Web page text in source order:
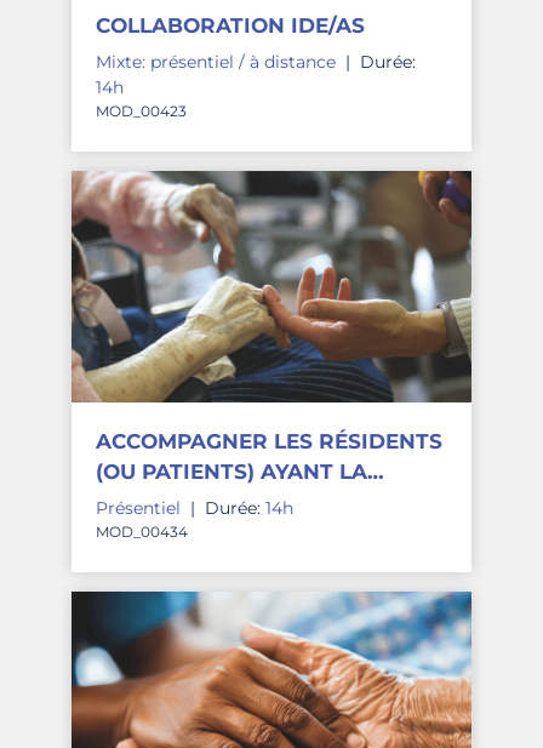
COLLABORATION IDE/AS
Mixte: présentiel / à distance | Durée:
14h
MOD_00423
ACCOMPAGNER LES RÉSIDENTS
(OU PATIENTS) AYANT LA
MALADIE D'ALZHEIMER OU
APPARENTÉ
Présentiel | Durée: 14h
MOD_00434